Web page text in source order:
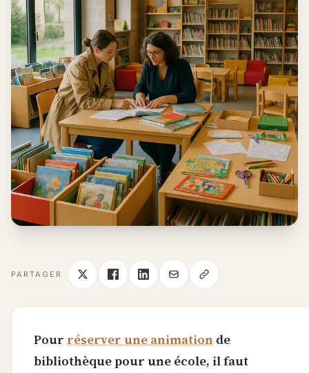
PARTAGER
Pour réserver une animation de
bibliothèque pour une école, il faut